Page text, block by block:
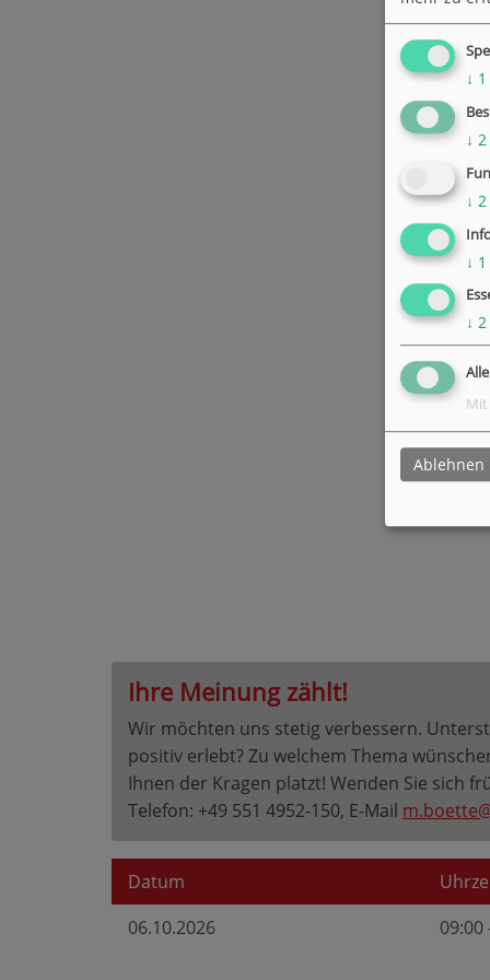
Ihre Meinung zählt!
Wir möchten uns stetig verbessern.
positiv erlebt? Zu welchem Thema
Ihnen der Kragen platzt! Wenden Sie sich
Telefon: +49 551 4952-150, E-Mail
Datum
06.10.2026
09:00
↓ 1
↓ 2
↓ 2
↓ 1
↓ 2
Mit
Ablehnen